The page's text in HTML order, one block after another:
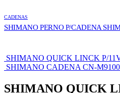
CADENAS
SHIMANO PERNO P/CADENA
SHIMANO QUICK LINCK P/
SHIMANO CADENA CN-
SHIMANO QUICK